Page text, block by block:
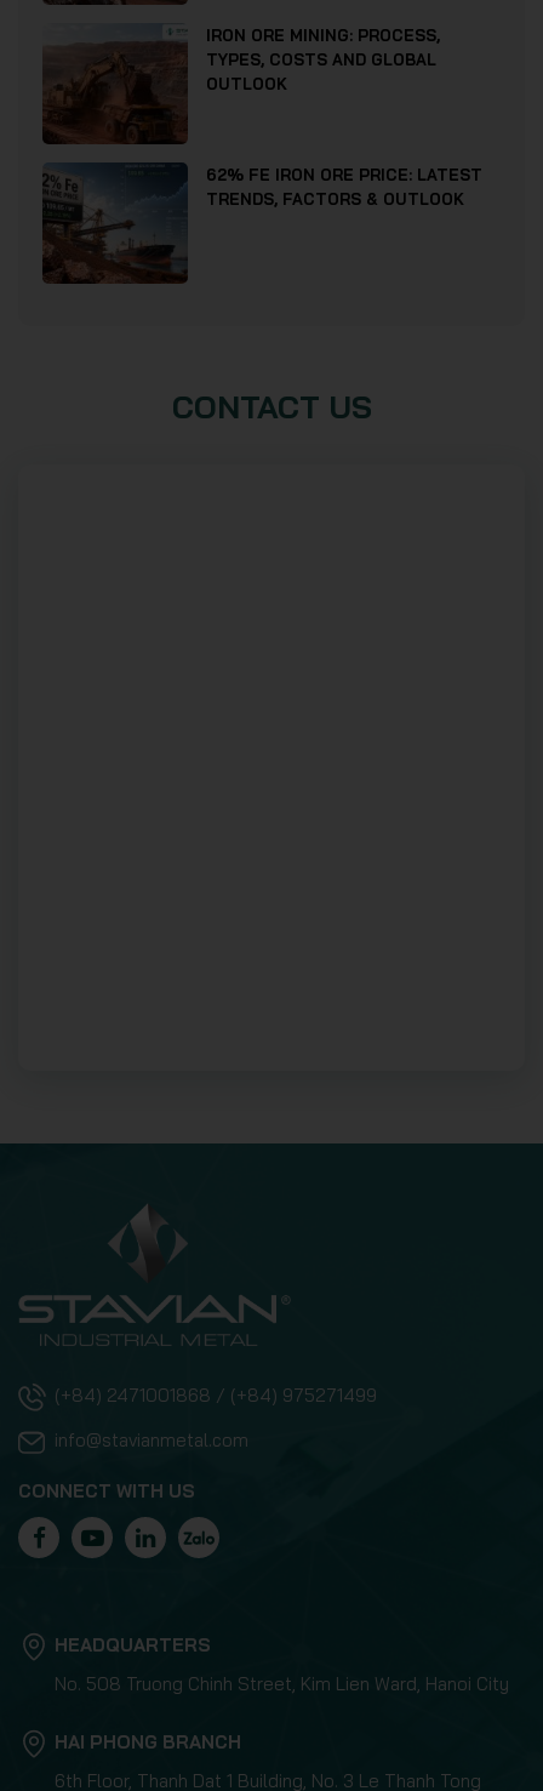
IRON ORE MINING: PROCESS,
TYPES, COSTS AND GLOBAL
OUTLOOK
62% FE IRON ORE PRICE: LATEST
TRENDS, FACTORS & OUTLOOK
CONTACT US
(+84) 2471001868 / (+84) 975271499
info@stavianmetal.com
CONNECT WITH US
HEADQUARTERS
No. 508 Truong Chinh Street, Kim Lien Ward, Hanoi City
HAI PHONG BRANCH
6th Floor, Thanh Dat 1 Building, No. 3 Le Thanh Tong